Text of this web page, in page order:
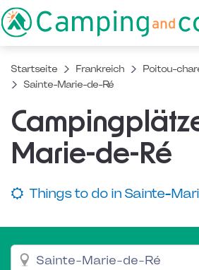
Startseite Frankreich Poitou-
Sainte-Marie-de-Ré
Marie-de-Ré
Things to do in Sainte-